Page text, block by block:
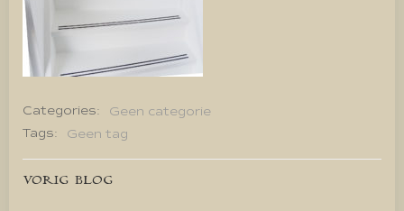
Categories:
Geen categorie
Tags:
Geen tag
Bericht
VORIG BLOG